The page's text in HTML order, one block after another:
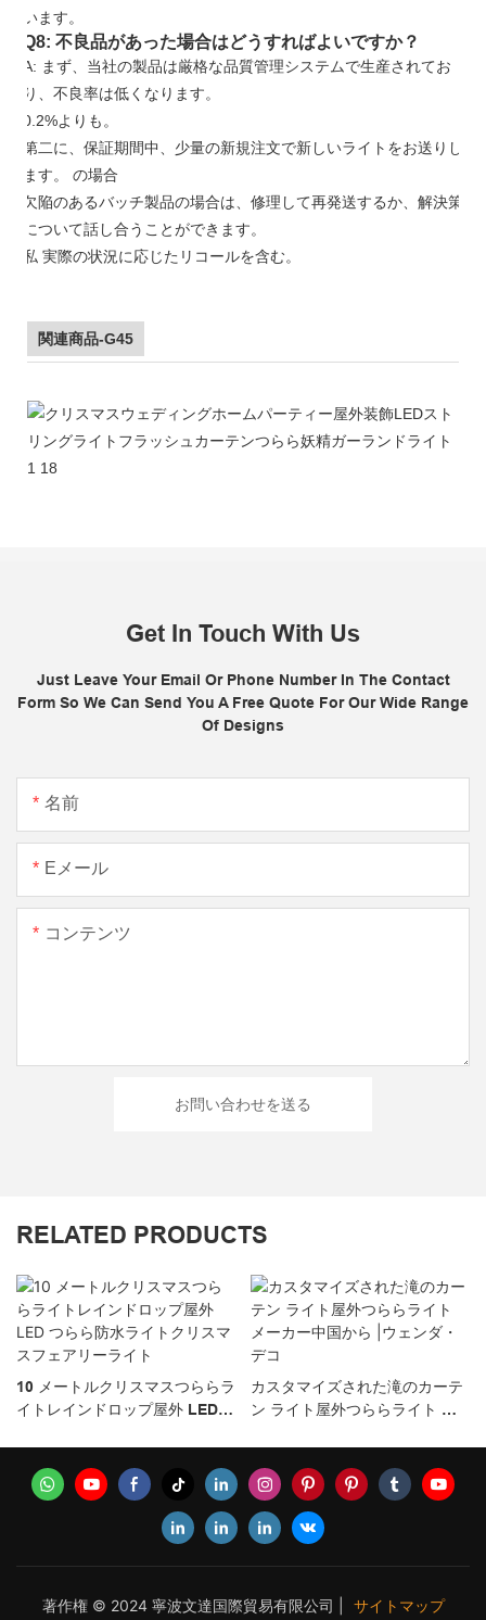
います。
Q8: 不良品があった場合はどうすればよいですか？
A: まず、当社の製品は厳格な品質管理システムで生産されてお
り、不良率は低くなります。
0.2%よりも。
第二に、保証期間中、少量の新規注文で新しいライトをお送りし
ます。 の場合
欠陥のあるバッチ製品の場合は、修理して再発送するか、解決策
について話し合うことができます。
私 実際の状況に応じたリコールを含む。
関連商品-G45
Get In Touch With Us
Just Leave Your Email Or Phone Number In The Contact
Form So We Can Send You A Free Quote For Our Wide Range
Of Designs
名前
Eメール
コンテンツ
お問い合わせを送る
RELATED PRODUCTS
10 メートルクリスマスつららラ
イトレインドロップ屋外 LED
カスタマイズされた滝のカーテ
ン ライト屋外つららライト メ
著作権 © 2024 寧波文達国際貿易有限公司 | サイトマップ